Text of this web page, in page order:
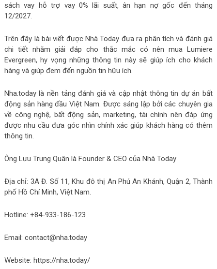
sách vay hỗ trợ vay 0% lãi suất, ân hạn nợ gốc đến tháng
12/2027.
Trên đây là bài viết được Nhà Today đưa ra phân tích và đánh giá
chi tiết nhằm giải đáp cho thắc mắc có nên mua Lumiere
Evergreen, hy vọng những thông tin này sẽ giúp ích cho khách
hàng và giúp đem đến nguồn tin hữu ích.
Nha.today là nền tảng đánh giá và cập nhật thông tin dự án bất
động sản hàng đầu Việt Nam. Được sáng lập bởi các chuyên gia
về công nghệ, bất động sản, marketing, tài chính nên đáp ứng
được nhu cầu đưa góc nhìn chính xác giúp khách hàng có thêm
thông tin.
Ông Lưu Trung Quân là Founder & CEO của Nhà Today
Địa chỉ: 3A Đ. Số 11, Khu đô thị An Phú An Khánh, Quận 2, Thành
phố Hồ Chí Minh, Việt Nam.
Hotline: +84-933-186-123
Email: contact@nha.today
Website: https://nha.today/